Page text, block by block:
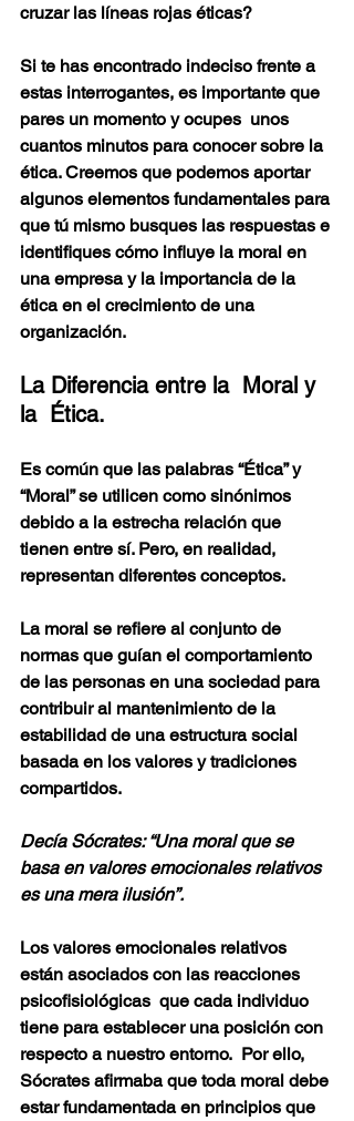
cruzar las líneas rojas éticas?
Si te has encontrado indeciso frente a
estas interrogantes, es importante que
pares un momento y ocupes  unos
cuantos minutos para conocer sobre la
ética. Creemos que podemos aportar
algunos elementos fundamentales para
que tú mismo busques las respuestas e
identifiques cómo influye la moral en
una empresa y la importancia de la
ética en el crecimiento de una
organización.
La Diferencia entre la  Moral y
la  Ética.
Es común que las palabras “Ética” y
“Moral” se utilicen como sinónimos
debido a la estrecha relación que
tienen entre sí. Pero, en realidad,
representan diferentes conceptos.
La moral se refiere al conjunto de
normas que guían el comportamiento
de las personas en una sociedad para
contribuir al mantenimiento de la
estabilidad de una estructura social
basada en los valores y tradiciones
compartidos.
Decía Sócrates: “Una moral que se
basa en valores emocionales relativos
es una mera ilusión”.
Los valores emocionales relativos
están asociados con las reacciones
psicofisiológicas  que cada individuo
tiene para establecer una posición con
respecto a nuestro entorno.  Por ello,
Sócrates afirmaba que toda moral debe
estar fundamentada en principios que